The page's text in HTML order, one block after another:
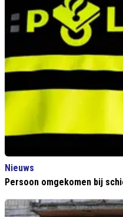
Nieuws
Persoon omgekomen bij